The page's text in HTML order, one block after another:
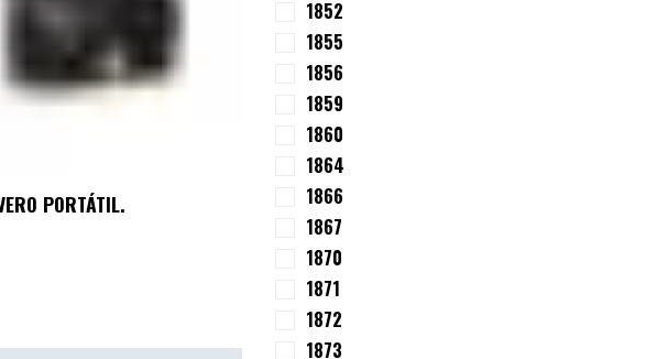
PORTÁTIL.
1852
1855
1856
1859
1860
1864
1866
1867
1870
1871
1872
1873